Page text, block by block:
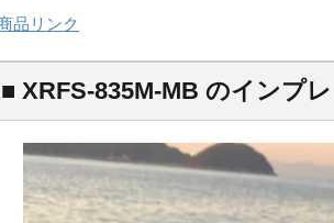
■ XRFS-835M-MB のインプレ